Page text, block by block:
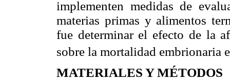
implementen medidas de
materias primas y alimentos
fue determinar el efecto de la
sobre la mortalidad embrionaria
MATERIALES Y MÉTODOS